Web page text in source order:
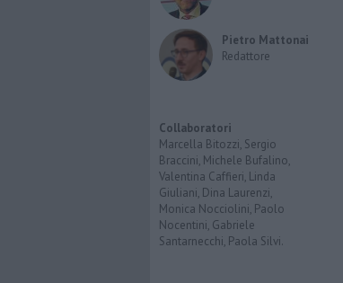
Pietro Mattonai
Redattore
Collaboratori
Marcella Bitozzi, Sergio
Braccini, Michele Bufalino,
Valentina Caffieri, Linda
Giuliani, Dina Laurenzi,
Monica Nocciolini, Paolo
Nocentini, Gabriele
Santarnecchi, Paola Silvi.